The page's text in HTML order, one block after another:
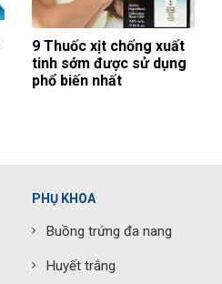
9 Thuốc xịt chống xuất
tinh sớm được sử dụng
phổ biến nhất
PHỤ KHOA
Buồng trứng đa nang
Huyết trắng